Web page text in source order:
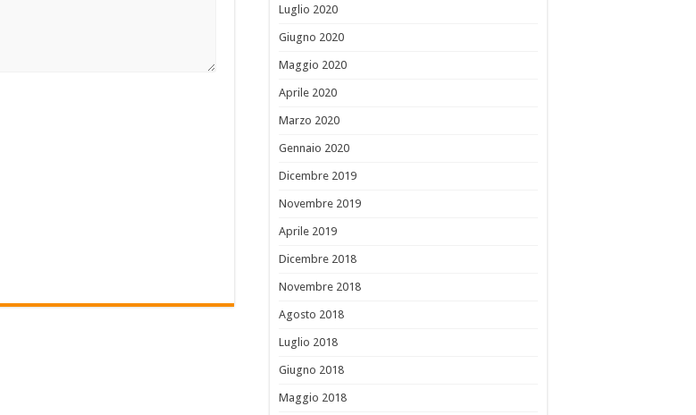
Luglio 2020
Giugno 2020
Maggio 2020
Aprile 2020
Marzo 2020
Gennaio 2020
Dicembre 2019
Novembre 2019
Aprile 2019
Dicembre 2018
Novembre 2018
Agosto 2018
Luglio 2018
Giugno 2018
Maggio 2018